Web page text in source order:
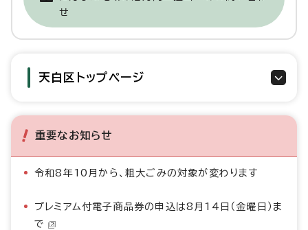
せ
天白区トップページ
重要なお知らせ
令和8年10月から、粗大ごみの対象が変わります
プレミアム付電子商品券の申込は8月14日（金曜日）ま
で